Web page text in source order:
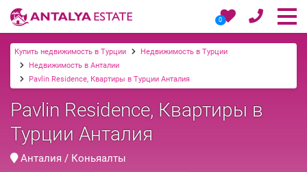
0
Купить недвижимость в Турции
Недвижимость в Турции
Недвижимость в Анталии
Pavlin Residence, Квартиры в Турции Анталия
Pavlin Residence, Квартиры в
Турции Анталия
Анталия / Коньяалты